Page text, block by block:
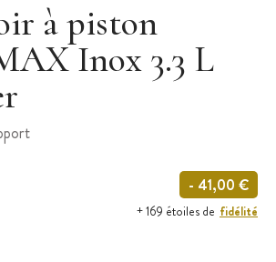
à piston
Inox 3.3 L
- 41,00 €
+ 169 étoiles de fidélité